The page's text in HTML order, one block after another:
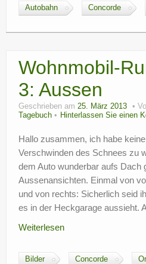
Autobahn Concorde
Wohnmobil-
3: Aussen
Geschrieben am 25. März 2013
Tagebuch
Hinterlassen Sie einen
Hallo zusammen, ich habe
Verschwinden des Schnees zu
dem Auto wunderbar aufs Dach
Aussenansichten. Einmal
und von rechts: Sicherlich seid
es in der Heckgarage aussieht.
Weiterlesen
Bilder Concorde